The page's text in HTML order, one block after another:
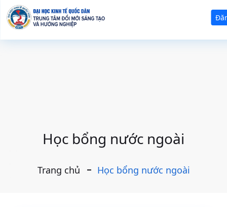
Học bổng nước ngoài
Trang chủ Học bổng nước ngoài